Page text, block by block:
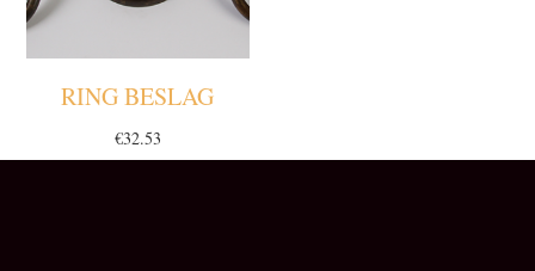
RING BESLAG
€32.53